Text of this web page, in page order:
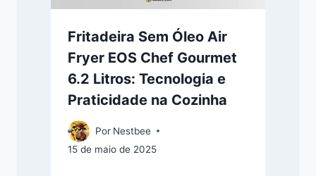
Fritadeira Sem Óleo Air
Fryer EOS Chef Gourmet
6.2 Litros: Tecnologia e
Praticidade na Cozinha
Por Nestbee
15 de maio de 2025